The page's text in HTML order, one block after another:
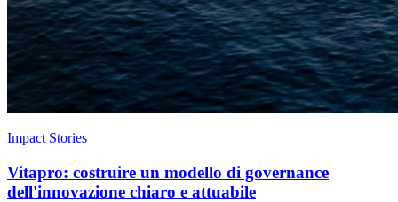
Impact Stories
Vitapro: costruire un modello di governance
dell'innovazione chiaro e attuabile